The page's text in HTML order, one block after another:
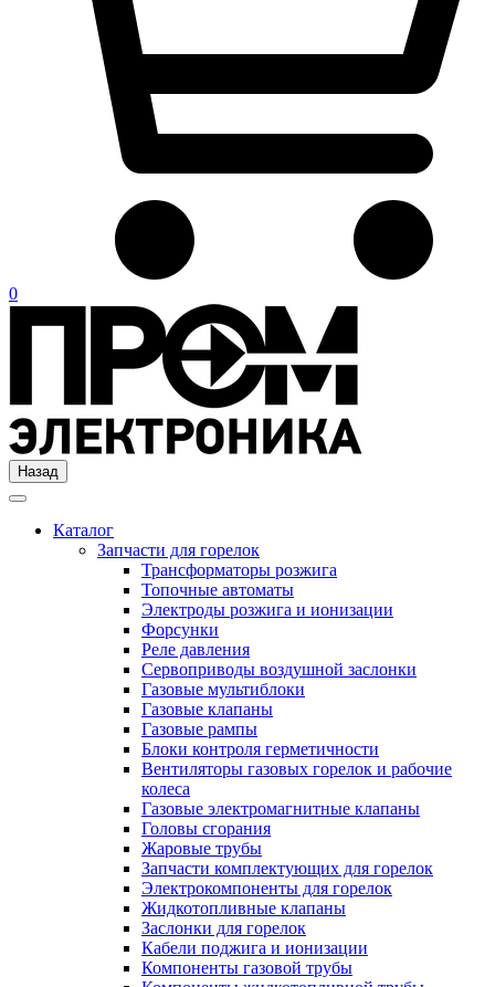
0
Назад
Каталог
Запчасти для горелок
Трансформаторы розжига
Топочные автоматы
Электроды розжига и ионизации
Форсунки
Реле давления
Сервоприводы воздушной заслонки
Газовые мультиблоки
Газовые клапаны
Газовые рампы
Блоки контроля герметичности
Вентиляторы газовых горелок и рабочие
колеса
Газовые электромагнитные клапаны
Головы сгорания
Жаровые трубы
Запчасти комплектующих для горелок
Электрокомпоненты для горелок
Жидкотопливные клапаны
Заслонки для горелок
Кабели поджига и ионизации
Компоненты газовой трубы